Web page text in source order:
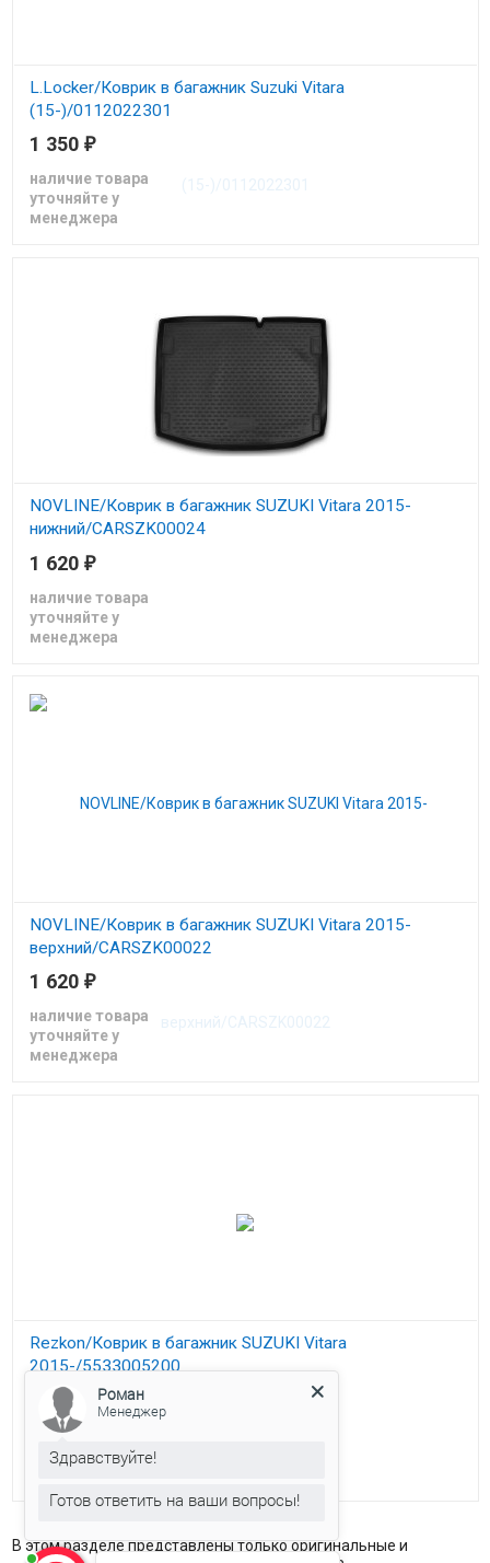
L.Locker/Коврик в багажник Suzuki Vitara
(15-)/0112022301
Коврик в багажник Сузуки Витара с 2015
1 350 ₽
наличие товара
уточняйте у
менеджера
NOVLINE/Коврик в багажник SUZUKI Vitara 2015-
нижний/CARSZK00024
Коврик в багажник Сузуки Витара с 2015
1 620 ₽
наличие товара
уточняйте у
менеджера
NOVLINE/Коврик в багажник SUZUKI Vitara 2015-
верхний/CARSZK00022
Коврик в багажник Сузуки Витара с 2015
1 620 ₽
наличие товара
уточняйте у
менеджера
Rezkon/Коврик в багажник SUZUKI Vitara
2015-/5533005200
1 900
наличие товара
уточняйте у
В этом разделе представлены только оригинальные и
Роман
Менеджер
Здравствуйте!
Готов ответить на ваши вопросы!